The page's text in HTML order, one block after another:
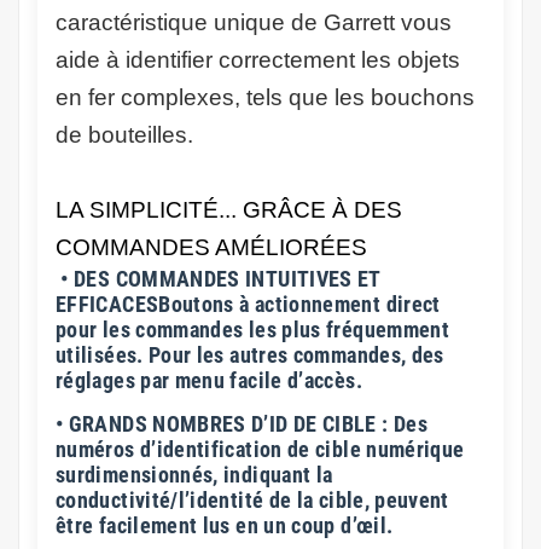
caractéristique unique de Garrett vous
aide à identifier correctement les objets
en fer complexes, tels que les bouchons
de bouteilles.
LA SIMPLICITÉ... GRÂCE À DES
COMMANDES AMÉLIORÉES
• DES COMMANDES INTUITIVES ET
EFFICACESBoutons à actionnement direct
pour les commandes les plus fréquemment
utilisées. Pour les autres commandes, des
réglages par menu facile d’accès.
• GRANDS NOMBRES D’ID DE CIBLE : Des
numéros d’identification de cible numérique
surdimensionnés, indiquant la
conductivité/l’identité de la cible, peuvent
être facilement lus en un coup d’œil.